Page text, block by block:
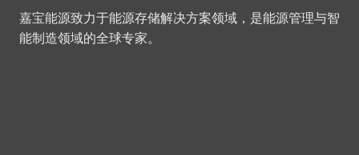
嘉宝能源致力于能源存储解决方案领域，是能源管理与智
能制造领域的全球专家。